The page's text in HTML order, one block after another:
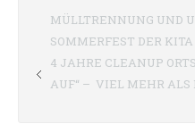
MÜLLTRENNUNG UND
SOMMERFEST DER KITA
4 JAHRE CLEANUP
AUF“ – VIEL MEHR